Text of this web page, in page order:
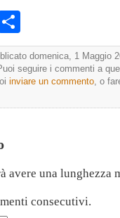
WhatsApp
domenica, 1 Maggio
seguire i commenti a
inviare un commento, o
avere una lunghezza
consecutivi.